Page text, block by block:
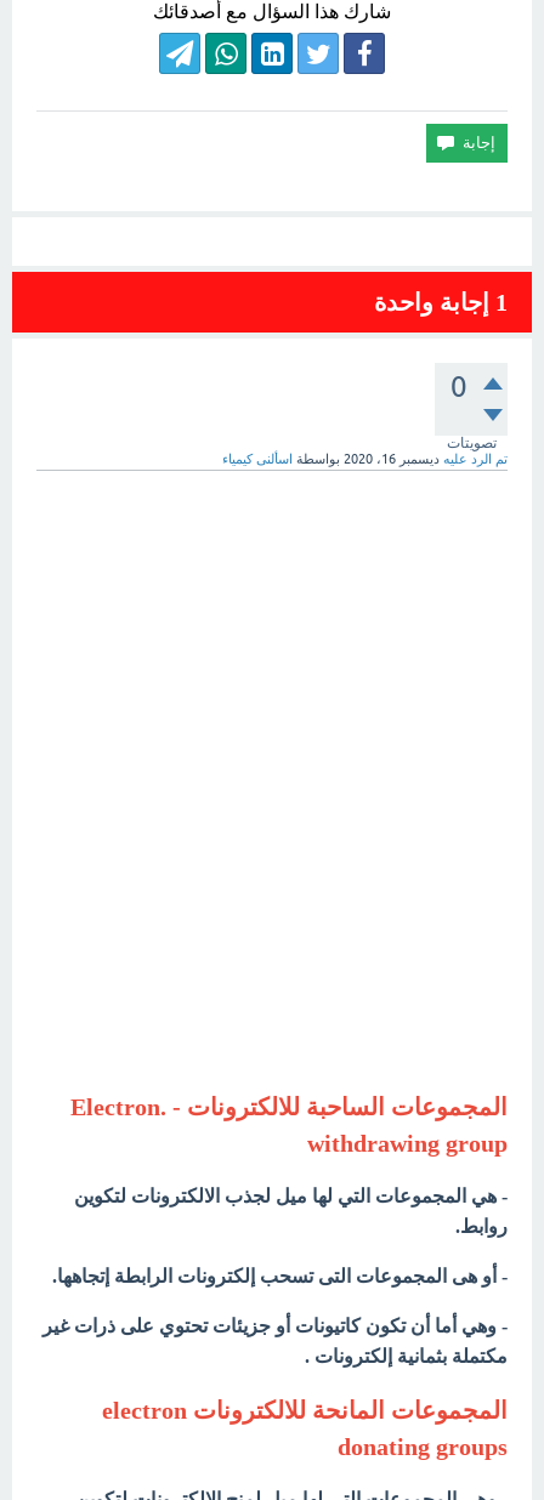
شارك هذا السؤال مع أصدقائك
1 إجابة واحدة
0
تصويتات
تم الرد عليه ديسمبر 16، 2020 بواسطة اسألنى كيمياء
المجموعات الساحبة للالكترونات Electron. -
withdrawing group
- هي المجموعات التي لها ميل لجذب الالكترونات لتكوين
روابط.
- أو هى المجموعات التى تسحب إلكترونات الرابطة إتجاهها.
- وهي أما أن تكون كاتيونات أو جزيئات تحتوي على ذرات غير
مكتملة بثمانية إلكترونات .
المجموعات المانحة للالكترونات electron
donating groups